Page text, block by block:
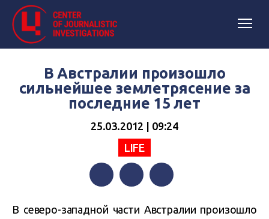
В Австралии произошло
сильнейшее землетрясение за
последние 15 лет
25.03.2012 | 09:24
LIFE
В северо-западной части Австралии произошло